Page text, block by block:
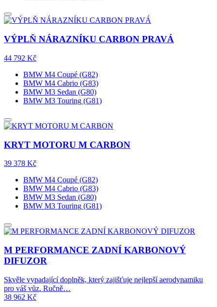
VÝPLŇ NÁRAZNÍKU CARBON PRAVÁ
44 792 Kč
BMW M4 Coupé (G82)
BMW M4 Cabrio (G83)
BMW M3 Sedan (G80)
BMW M3 Touring (G81)
KRYT MOTORU M CARBON
39 378 Kč
BMW M4 Coupé (G82)
BMW M4 Cabrio (G83)
BMW M3 Sedan (G80)
BMW M3 Touring (G81)
M PERFORMANCE ZADNÍ KARBONOVÝ
DIFUZOR
Skvěle vypadající doplněk, který zajišťuje nejlepší aerodynamiku
pro váš vůz. Ručně…
38 962 Kč